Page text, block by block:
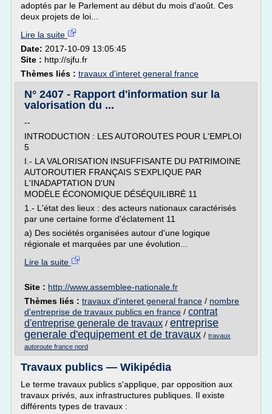
adoptés par le Parlement au début du mois d'août. Ces
deux projets de loi...
Lire la suite
Date: 2017-10-09 13:05:45
Site : http://sjfu.fr
Thèmes liés : travaux d'interet general france
N° 2407 - Rapport d'information sur la
valorisation du ...
--
INTRODUCTION : LES AUTOROUTES POUR L'EMPLOI
5
I.- LA VALORISATION INSUFFISANTE DU PATRIMOINE
AUTOROUTIER FRANÇAIS S'EXPLIQUE PAR
L'INADAPTATION D'UN
MODÈLE ÉCONOMIQUE DÉSÉQUILIBRÉ 11
1.- L'état des lieux : des acteurs nationaux caractérisés
par une certaine forme d'éclatement 11
a) Des sociétés organisées autour d'une logique
régionale et marquées par une évolution...
Lire la suite
Site : http://www.assemblee-nationale.fr
Thèmes liés : travaux d'interet general france / nombre
d'entreprise de travaux publics en france / contrat
d'entreprise generale de travaux / entreprise
generale d'equipement et de travaux / travaux
autoroute france nord
Travaux publics — Wikipédia
Le terme travaux publics s'applique, par opposition aux
travaux privés, aux infrastructures publiques. Il existe
différents types de travaux :